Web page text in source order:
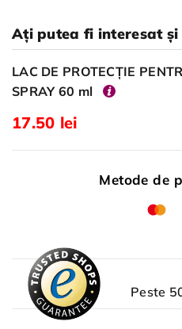
Ați putea fi interesat și
LAC DE PROTECȚIE
SPRAY 60 ml
17.50 lei
Metode de
Peste